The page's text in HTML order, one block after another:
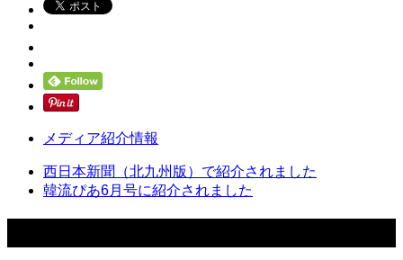
メディア紹介情報
西日本新聞（北九州版）で紹介されました
韓流ぴあ6月号に紹介されました